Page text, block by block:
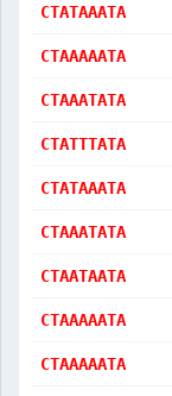
CTATAAATA
CTAAAAATA
CTAAATATA
CTATTTATA
CTATAAATA
CTAAATATA
CTAATAATA
CTAAAAATA
CTAAAAATA